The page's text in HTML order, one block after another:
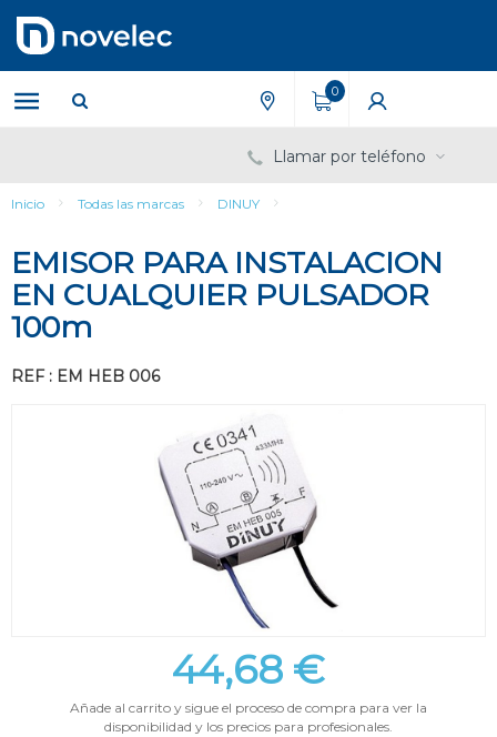
contenido
menú
de
navegación
0
Llamar por teléfono
Inicio Todas las marcas DINUY
EMISOR PARA INSTALACION
EN CUALQUIER PULSADOR
100m
REF : EM HEB 006
44,68 €
Añade al carrito y sigue el proceso de compra para ver la
disponibilidad y los precios para profesionales.